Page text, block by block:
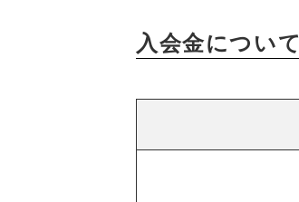
入会金について